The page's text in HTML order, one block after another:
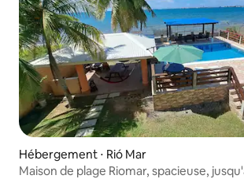
Hébergement ⋅ Rió Mar
Maison de plage Riomar, spacieuse,